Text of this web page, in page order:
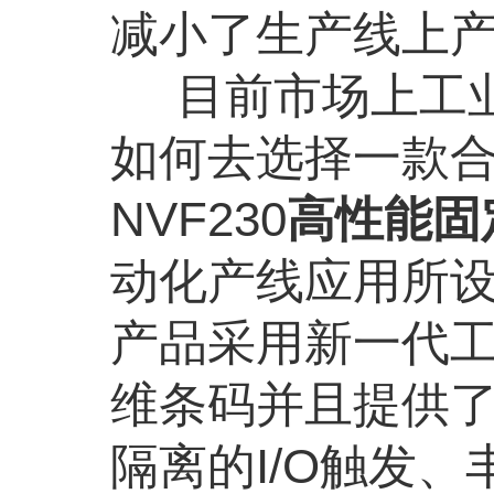
减小了生产线上
目前市场上工
如何去选择一款
NVF230高性能
动化产线应用所
产品采用新一代
维条码并且提供
隔离的I/O触发、